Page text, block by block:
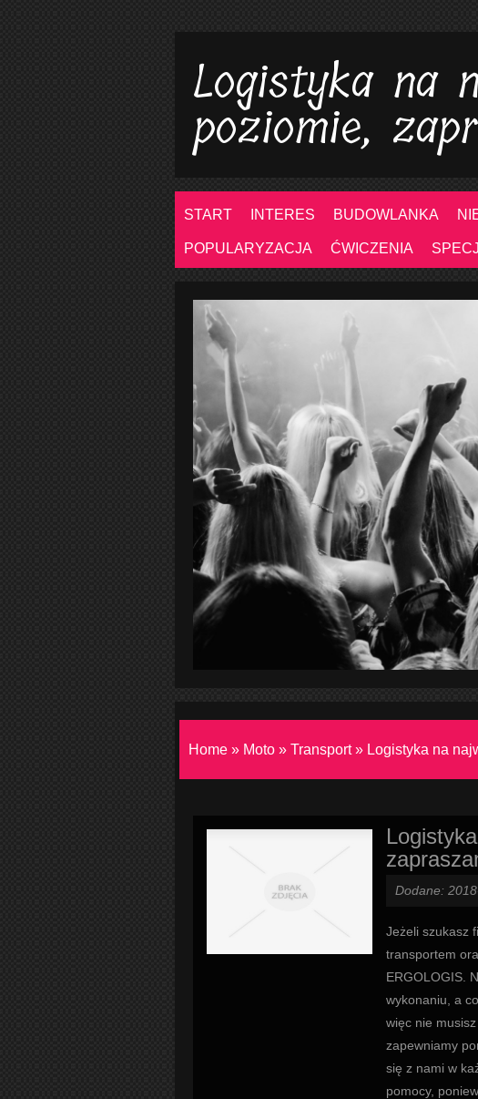
Logistyka na
poziomie,
START INTERES BUDOWLANKA
POPULARYZACJA ĆWICZENIA
Home » Moto » Transport» Logistyka na
Dodane:
Jeżeli szukasz
transportem
ERGOLOGIS.
wykonaniu, a
więc nie
zapewniamy
się z nami w
pomocy,